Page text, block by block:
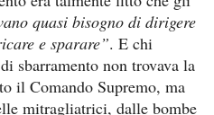
quasi bisogno di dirigere
e sparare”. E chi
sbarramento non trovava la
il Comando Supremo, ma
mitragliatrici, dalle bombe